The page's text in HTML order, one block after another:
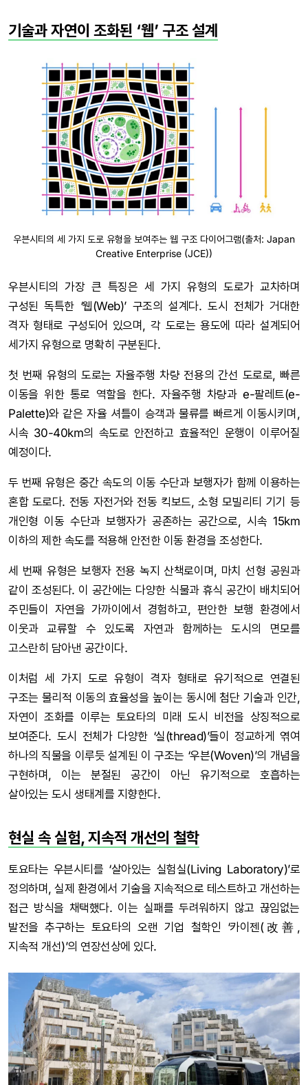
기술과 자연이 조화된 ‘웹’ 구조 설계
우븐시티의 세 가지 도로 유형을 보여주는 웹 구조 다이어그램(출처: Japan
Creative Enterprise (JCE))
우븐시티의 가장 큰 특징은 세 가지 유형의 도로가 교차하며
구성된 독특한 ‘웹(Web)’ 구조의 설계다. 도시 전체가 거대한
격자 형태로 구성되어 있으며, 각 도로는 용도에 따라 설계되어
세가지 유형으로 명확히 구분된다.
첫 번째 유형의 도로는 자율주행 차량 전용의 간선 도로로, 빠른
이동을 위한 통로 역할을 한다. 자율주행 차량과 e-팔레트(e-
Palette)와 같은 자율 셔틀이 승객과 물류를 빠르게 이동시키며,
시속 30-40km의 속도로 안전하고 효율적인 운행이 이루어질
예정이다.
두 번째 유형은 중간 속도의 이동 수단과 보행자가 함께 이용하는
혼합 도로다. 전동 자전거와 전동 킥보드, 소형 모빌리티 기기 등
개인형 이동 수단과 보행자가 공존하는 공간으로, 시속 15km
이하의 제한 속도를 적용해 안전한 이동 환경을 조성한다.
세 번째 유형은 보행자 전용 녹지 산책로이며, 마치 선형 공원과
같이 조성된다. 이 공간에는 다양한 식물과 휴식 공간이 배치되어
주민들이 자연을 가까이에서 경험하고, 편안한 보행 환경에서
이웃과 교류할 수 있도록 자연과 함께하는 도시의 면모를
고스란히 담아낸 공간이다.
이처럼 세 가지 도로 유형이 격자 형태로 유기적으로 연결된
구조는 물리적 이동의 효율성을 높이는 동시에 첨단 기술과 인간,
자연이 조화를 이루는 토요타의 미래 도시 비전을 상징적으로
보여준다. 도시 전체가 다양한 ‘실(thread)’들이 정교하게 엮여
하나의 직물을 이루듯 설계된 이 구조는 ‘우븐(Woven)’의 개념을
구현하며, 이는 분절된 공간이 아닌 유기적으로 호흡하는
살아있는 도시 생태계를 지향한다.
현실 속 실험, 지속적 개선의 철학
토요타는 우븐시티를 ‘살아있는 실험실(Living Laboratory)’로
정의하며, 실제 환경에서 기술을 지속적으로 테스트하고 개선하는
접근 방식을 채택했다. 이는 실패를 두려워하지 않고 끊임없는
발전을 추구하는 토요타의 오랜 기업 철학인 ‘카이젠(改善,
지속적 개선)’의 연장선상에 있다.